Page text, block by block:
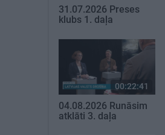
31.07.2026 Preses
klubs 1. daļa
00:22:41
04.08.2026 Runāsim
atklāti 3. daļa